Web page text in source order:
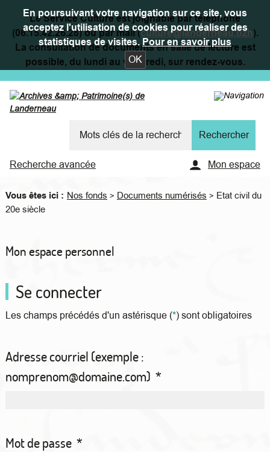
En poursuivant votre navigation sur ce site, vous
acceptez l'utilisation de cookies pour réaliser des
statistiques de visites.Pour en savoir plus
OK
Le Service Culture est joignable par téléphone
(06.15.42.26.28) ou par mail (culture@landerneau.bzh).
La consultation de documents en salle de lecture est
possible, du lundi au vendredi, sur rendez-vous.
Recherche avancée Mon espace
Vous êtes ici : Nos fonds > Documents numérisés > Etat civil du
20e siècle
Mon espace personnel
Se connecter
Les champs précédés d'un astérisque (*) sont obligatoires
Adresse courriel (exemple :
nomprenom@domaine.com) *
Mot de passe *